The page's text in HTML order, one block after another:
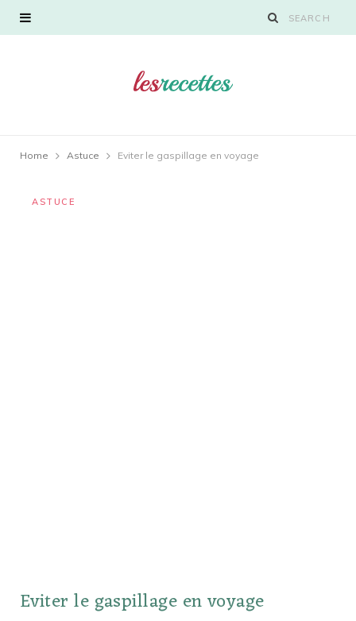
Home Astuce Eviter le gaspillage en voyage
ASTUCE
Eviter le gaspillage en voyage